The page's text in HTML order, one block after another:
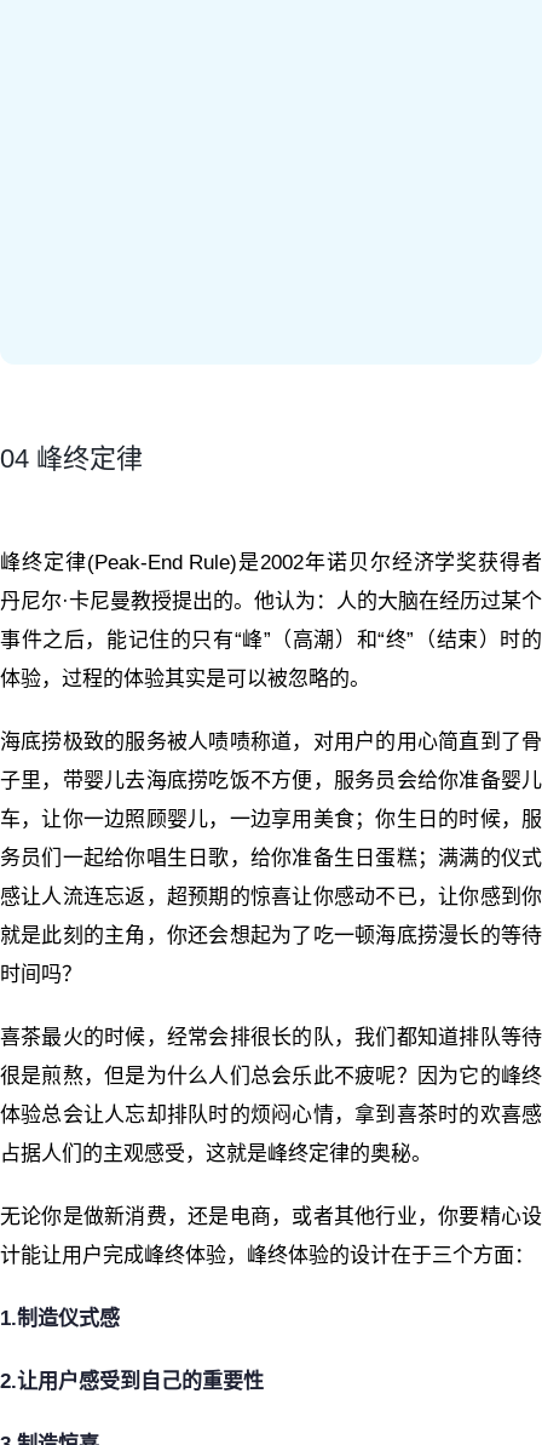
04 峰终定律
峰终定律(Peak-End Rule)是2002年诺贝尔经济学奖获得者
丹尼尔·卡尼曼教授提出的。他认为：人的大脑在经历过某个
事件之后，能记住的只有“峰”（高潮）和“终”（结束）时的
体验，过程的体验其实是可以被忽略的。
海底捞极致的服务被人啧啧称道，对用户的用心简直到了骨
子里，带婴儿去海底捞吃饭不方便，服务员会给你准备婴儿
车，让你一边照顾婴儿，一边享用美食；你生日的时候，服
务员们一起给你唱生日歌，给你准备生日蛋糕；满满的仪式
感让人流连忘返，超预期的惊喜让你感动不已，让你感到你
就是此刻的主角，你还会想起为了吃一顿海底捞漫长的等待
时间吗？
喜茶最火的时候，经常会排很长的队，我们都知道排队等待
很是煎熬，但是为什么人们总会乐此不疲呢？因为它的峰终
体验总会让人忘却排队时的烦闷心情，拿到喜茶时的欢喜感
占据人们的主观感受，这就是峰终定律的奥秘。
无论你是做新消费，还是电商，或者其他行业，你要精心设
计能让用户完成峰终体验，峰终体验的设计在于三个方面：
1.制造仪式感
2.让用户感受到自己的重要性